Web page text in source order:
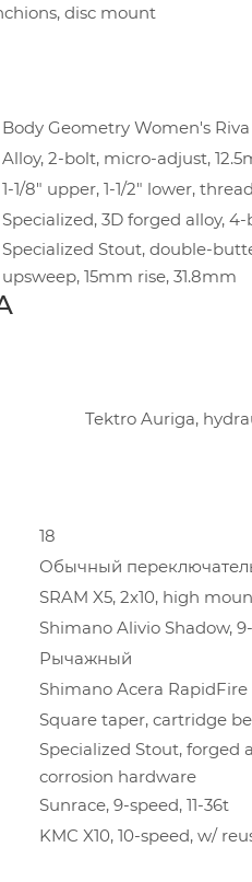
disc mount
Body Geometry Women's
Alloy, 2-bolt, micro-adjust,
1-1/8" upper, 1-1/2" lower,
Specialized, 3D forged alloy,
Specialized Stout, double-
upsweep, 15mm rise, 31.8mm
Tektro Auriga,
18
Обычный
SRAM X5, 2x10, high
Shimano Alivio Shadow,
Рычажный
Shimano Acera
Square taper, cartridge
Specialized Stout, forged
corrosion hardware
Sunrace, 9-speed, 11-36t
KMC X10, 10-speed, w/